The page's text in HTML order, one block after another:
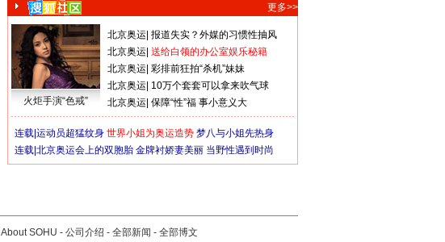
更多>>
火炬手演“色戒”
北京奥运 报道失实？外媒的习惯性抽风
北京奥运 送给白领的办公室娱乐秘籍
北京奥运 彩排前狂拍“杀机”妹妹
北京奥运 10万个套套可以拿来吹气球
北京奥运 保障“性”福 事小意义大
连载| 运动员超猛纹身 世界小姐为奥运造势 梦八与小姐先热身
连载| 北京奥运会上的双胞胎 金牌衬娇妻美丽 当野性遇到时尚
About SOHU - 公司介绍 - 全部新闻 - 全部博文